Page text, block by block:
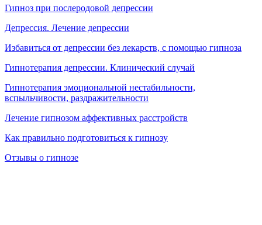
Гипноз при послеродовой депрессии
Депрессия. Лечение депрессии
Избавиться от депрессии без лекарств, с помощью гипноза
Гипнотерапия депрессии. Клинический случай
Гипнотерапия эмоциональной нестабильности,
вспыльчивости, раздражительности
Лечение гипнозом аффективных расстройств
Как правильно подготовиться к гипнозу
Отзывы о гипнозе